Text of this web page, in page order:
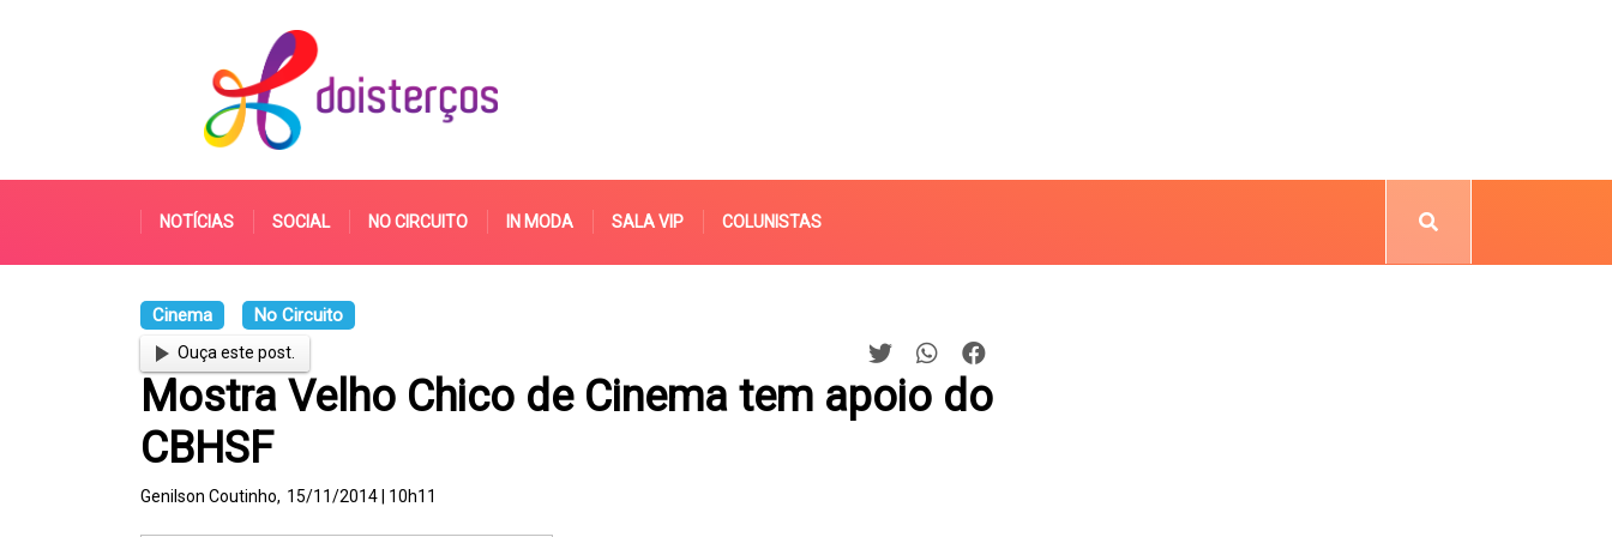
NOTÍCIAS SOCIAL NO CIRCUITO IN MODA SALA VIP COLUNISTAS
Cinema No Circuito
Ouça este post.
Mostra Velho Chico de Cinema tem apoio do
CBHSF
Genilson Coutinho, 15/11/2014 | 10h11